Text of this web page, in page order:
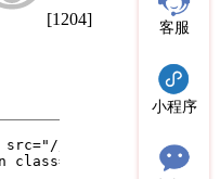
[1204] 客服
小程序